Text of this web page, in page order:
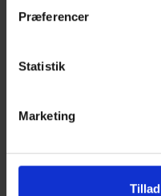
Præferencer
Statistik
Marketing
fordybelse ved drejeskiven.
Tilbage